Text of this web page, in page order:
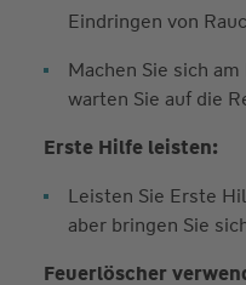
Eindringen von
Machen Sie sich
warten Sie auf die
Erste Hilfe leisten:
Leisten Sie Erste
aber bringen Sie
Feuerlöscher